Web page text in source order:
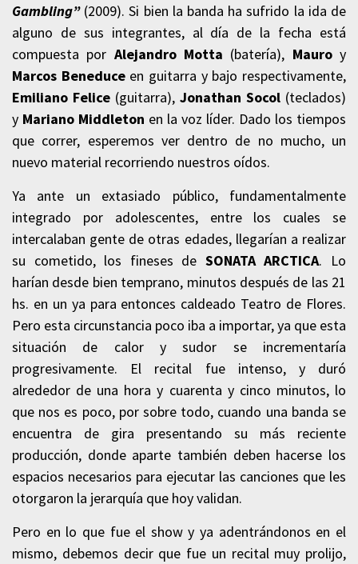
Gambling” (2009). Si bien la banda ha sufrido la ida de
alguno de sus integrantes, al día de la fecha está
compuesta por Alejandro Motta (batería), Mauroy
Marcos Beneduceen guitarra y bajo respectivamente,
Emiliano Felice (guitarra), Jonathan Socol (teclados)
y Mariano Middleton en la voz líder. Dado los tiempos
que correr, esperemos ver dentro de no mucho, un
nuevo material recorriendo nuestros oídos.
Ya ante un extasiado público, fundamentalmente
integrado por adolescentes, entre los cuales se
intercalaban gente de otras edades, llegarían a realizar
su cometido, los fineses de SONATA ARCTICA. Lo
harían desde bien temprano, minutos después de las 21
hs. en un ya para entonces caldeado Teatro de Flores.
Pero esta circunstancia poco iba a importar, ya que esta
situación de calor y sudor se incrementaría
progresivamente. El recital fue intenso, y duró
alrededor de una hora y cuarenta y cinco minutos, lo
que nos es poco, por sobre todo, cuando una banda se
encuentra de gira presentando su más reciente
producción, donde aparte también deben hacerse los
espacios necesarios para ejecutar las canciones que les
otorgaron la jerarquía que hoy validan.
Pero en lo que fue el show y ya adentrándonos en el
mismo, debemos decir que fue un recital muy prolijo,